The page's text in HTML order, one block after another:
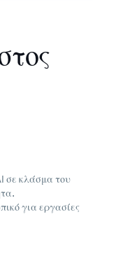
σε κλάσμα του
για εργασίες